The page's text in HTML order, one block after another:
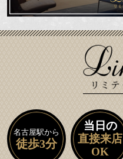
名古屋駅から
徒歩3分
当日の
直接来店
OK